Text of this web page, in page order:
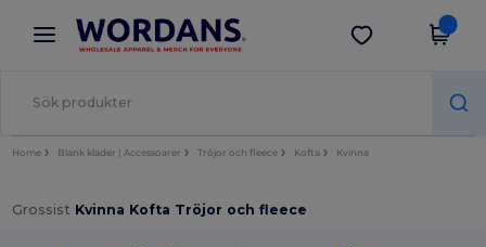
× Wordans-app
Bättre priser i appen!
Hämta app
Home Blank kläder | Accessoarer Tröjor och fleece Kofta Kvinna
Grossist Kvinna Kofta Tröjor och fleece